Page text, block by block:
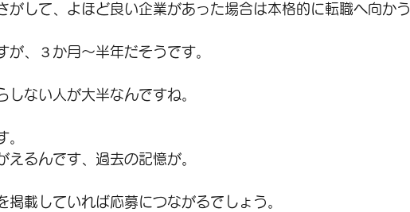
がして、よほど良い企業があった場合は本格的に転職へ向かう
、３か月～半年だそうです。
ない人が大半なんですね。
。
るんです、過去の記憶が。
載していれば応募につながるでしょう。